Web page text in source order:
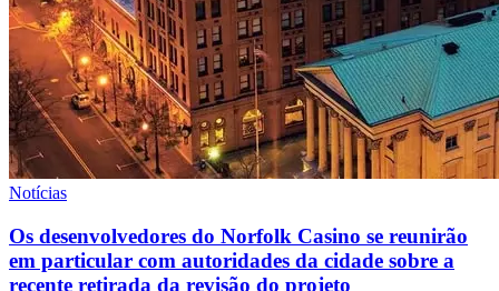
Notícias
Os desenvolvedores do Norfolk Casino se reunirão
em particular com autoridades da cidade sobre a
recente retirada da revisão do projeto